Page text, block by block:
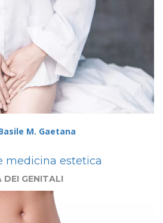
M. Gaetana
medicina estetica
DEI GENITALI